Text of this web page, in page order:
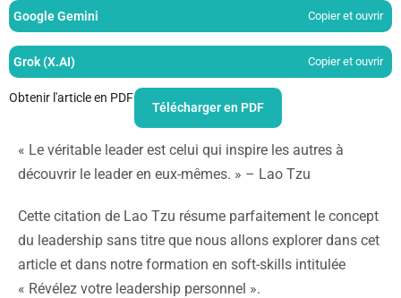
Google Gemini Copier et ouvrir
Grok (X.AI) Copier et ouvrir
Obtenir l'article en PDF
Télécharger en PDF
« Le véritable leader est celui qui inspire les autres à
découvrir le leader en eux-mêmes. » – Lao Tzu
Cette citation de Lao Tzu résume parfaitement le concept
du leadership sans titre que nous allons explorer dans cet
article et dans notre formation en soft-skills intitulée
« Révélez votre leadership personnel ».